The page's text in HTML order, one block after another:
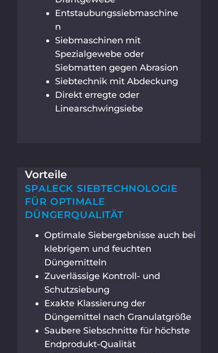
Entstaubungssiebmaschine
n
Siebmaschinen mit
Spezialgewebe oder
Siebmatten gegen Abrasion
Siebtechnik mit Abdeckung
Direkt erregte oder
Linearschwingsiebe
Vorteile​
SPALECK SIEBTECHNOLOGIE
FÜR OPTIMALE
DÜNGERQUALITÄT
Optimale Siebergebnisse auch bei
klebrigem und feuchten
Düngemitteln
Zuverlässige Kontroll- und
Schutzsiebung
Exakte Klassierung der
Düngemittel nach Granulatgröße
Saubere Siebschnitte für höchste
Endprodukt-Qualität